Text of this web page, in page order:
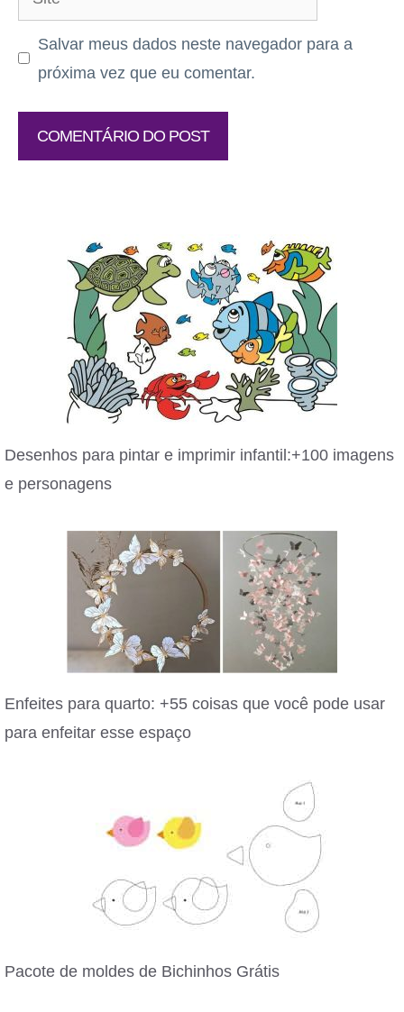
Salvar meus dados neste navegador para a
próxima vez que eu comentar.
Desenhos para pintar e imprimir infantil:+100 imagens
e personagens
Enfeites para quarto: +55 coisas que você pode usar
para enfeitar esse espaço
Pacote de moldes de Bichinhos Grátis